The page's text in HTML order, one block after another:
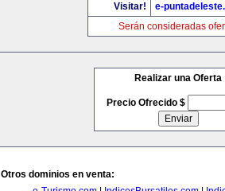
Visitar!
e-
Serán consideradas
Realizar una Oferta
Precio Ofrecido $
Otros dominios en venta: